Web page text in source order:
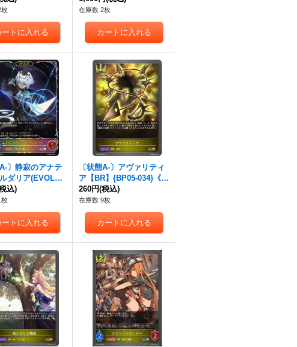
枚
ル》
在庫数 2枚
A-〕静寂のアナテ
ダリア(EVOLV
{BP19-SL09}
ル》
込)
枚
〔状態A-〕アヴァリティ
ア【BR】{BP05-034}《ロ
イヤル》
260円(税込)
在庫数 9枚